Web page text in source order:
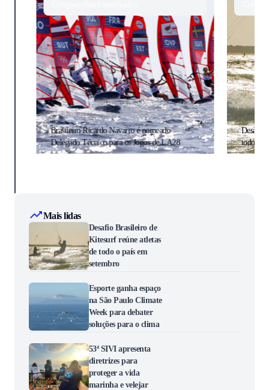
Brasileiro Ricardo Navarro é nomeado
Delegado Técnico para os Jogos de LA28
Desafio
todo o
Mais lidas
Desafio Brasileiro de
Kitesurf reúne atletas
de todo o país em
setembro
Esporte ganha espaço
na São Paulo Climate
Week para debater
soluções para o clima
53ª SIVI apresenta
diretrizes para
proteger a vida
marinha e velejar